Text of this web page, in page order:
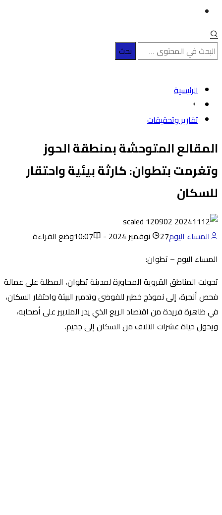
الرئيسية
تقارير وتحقيقات
المقالع المتوحشة بمنطقة الحوز
وتغرمت بتطوان: كارثة بيئية واحتقار
للسكان
المساء اليوم27 نوفمبر 2024 - 10:07
وضع القراءة
المساء اليوم – تطوان:
تحولت المناطق القروية المجاورة لمدينة تطوان، المطلة على عمالة
فحص أنجرة، إلى نموذج خطير للفوضى وتدمير البيئة واحتقار السكان،
في ظاهرة فريدة من اقتصاد الريع الذي يدر الملايير على أصحابه،
ويحول حياة عشرات الآلاف من السكان إلى جحيم.